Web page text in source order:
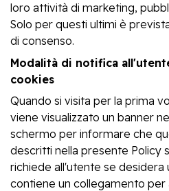
loro attività di marketing,
Solo per questi ultimi è
di consenso.
Modalità di notifica
cookies
Quando si visita per la prima
viene visualizzato un banner
schermo per informare che
descritti nella presente Policy
richiede all'utente se desidera
contiene un collegamento per